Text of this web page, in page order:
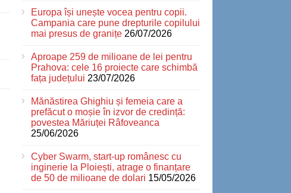
Europa își unește vocea pentru copii.
Campania care pune drepturile copilului
mai presus de granițe 26/07/2026
Aproape 259 de milioane de lei pentru
Prahova: cele 16 proiecte care schimbă
fața județului 23/07/2026
Mănăstirea Ghighiu și femeia care a
prefăcut o moșie în izvor de credință:
povestea Măriuței Râfoveanca
25/06/2026
Cyber Swarm, start-up românesc cu
inginerie la Ploiești, atrage o finanțare
de 50 de milioane de dolari 15/05/2026